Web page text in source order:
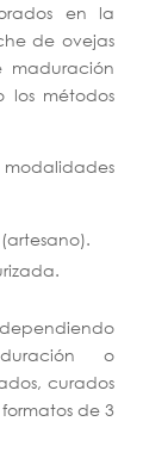
en la
de ovejas
maduración
los métodos
o
curados
de 3